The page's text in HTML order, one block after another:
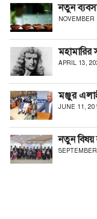
নতুন
NOVEMBER
APRIL 13,
মঞ্জুর
JUNE 11,
নতুন বিষয়